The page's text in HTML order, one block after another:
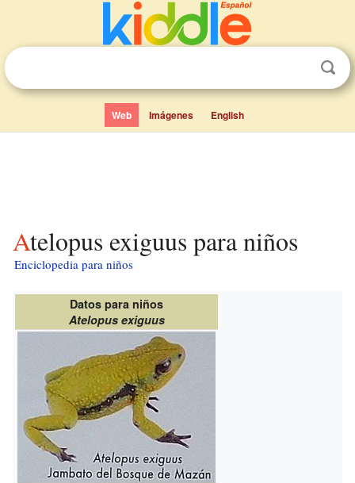
Web Imágenes English
Atelopus exiguus para niños
Enciclopedia para niños
Datos para niños
Atelopus exiguus